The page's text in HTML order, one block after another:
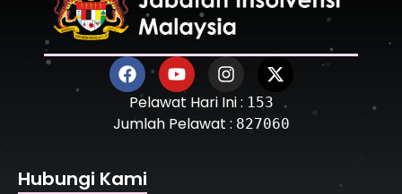
Pelawat Hari Ini : 153
Jumlah Pelawat : 827060
Hubungi Kami